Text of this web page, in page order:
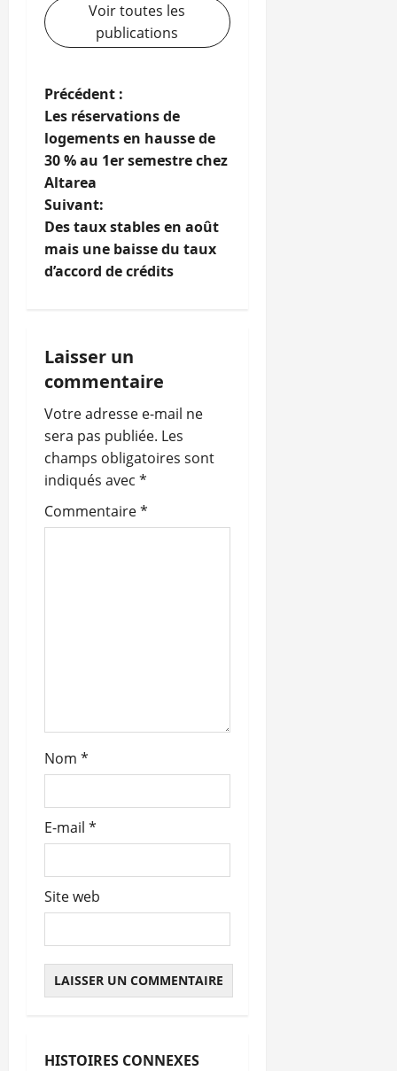
Voir toutes les
publications
N
a
v
i
g
a
i
o
n
d
’
l
e
Précédent :
Les réservations de
logements en hausse de
30 % au 1er semestre chez
Altarea
Suivant:
Des taux stables en août
mais une baisse du taux
d’accord de crédits
Laisser un
commentaire
Votre adresse e-mail ne
sera pas publiée. Les
champs obligatoires sont
indiqués avec *
Commentaire*
Nom *
E-mail *
Site web
HISTOIRES CONNEXES